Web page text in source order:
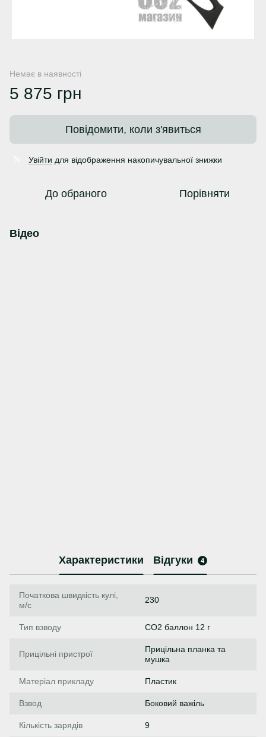
Немає в наявності
5 875 грн
Повідомити, коли з'явиться
Увійти для відображення накопичувальної знижки
До обраного Порівняти
Відео
Характеристики Відгуки 4
Початкова швидкість кулі,
м/с
230
Тип взводу СО2 баллон 12 г
Прицільні пристрої
Прицільна планка та
мушка
Матеріал прикладу Пластик
Взвод Боковий важіль
Кількість зарядів 9